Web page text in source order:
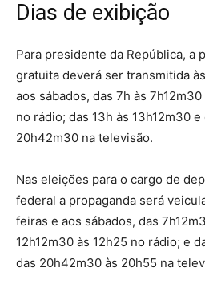
Dias de exibição
Para presidente da República, a
gratuita deverá ser transmitida
aos sábados, das 7h às
no rádio; das 13h às 13h12m30
20h42m30 na televisão.
Nas eleições para o cargo de
federal a propaganda será
feiras e aos sábados, das
12h12m30 às 12h25 no rádio; e
das 20h42m30 às 20h55 na